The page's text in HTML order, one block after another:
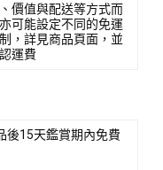
價值與配送等方式而
可能設定不同的免運
，詳見商品頁面，並
運費
後15天鑑賞期內免費